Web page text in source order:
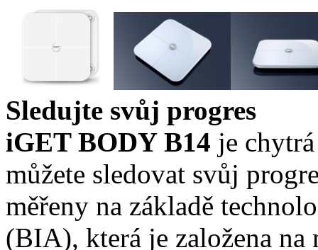
Sledujte svůj progres
iGET BODY B14 je
můžete sledovat svůj
měřeny na základě
(BIA), která je založena